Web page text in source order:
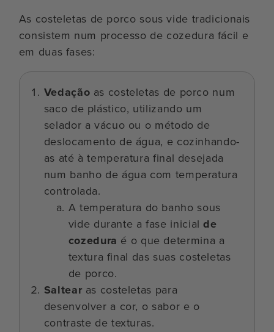
As costeletas de porco sous vide tradicionais
consistem num processo de cozedura fácil e
em duas fases:
Vedação as costeletas de porco num
saco de plástico, utilizando um
selador a vácuo ou o método de
deslocamento de água, e cozinhando-
as até à temperatura final desejada
num banho de água com temperatura
controlada.
A temperatura do banho sous
vide durante a fase inicialde
cozedura é o que determina a
textura final das suas costeletas
de porco.
Saltear as costeletas para
desenvolver a cor, o sabor e o
contraste de texturas.